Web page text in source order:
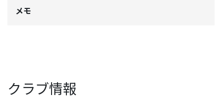
メモ
クラブ情報